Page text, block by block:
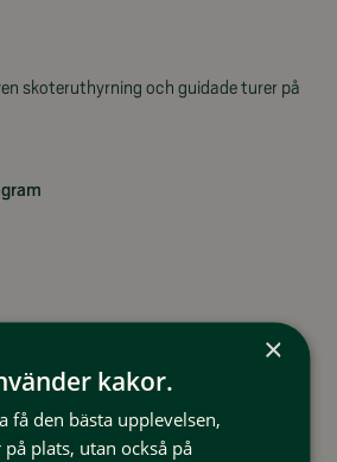
skoteruthyrning och guidade turer på
846 98 Tänndalen
270 32 46
Instagram
×
kakor.
få den bästa upplevelsen,
plats, utan också på